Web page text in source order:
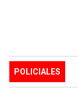
POLICIALES